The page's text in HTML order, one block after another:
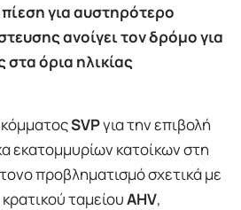
για αυστηρότερο
ανοίγει τον δρόμο για
όρια ηλικίας
SVPγια την επιβολή
εκατομμυρίων κατοίκων στη
προβληματισμό σχετικά με
ταμείουAHV,